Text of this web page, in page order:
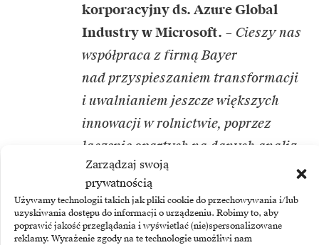
Zarządzaj swoją
prywatnością
Używamy technologii takich jak pliki cookie do przechowywania i/lub
uzyskiwania dostępu do informacji o urządzeniu. Robimy to, aby
poprawić jakość przeglądania i wyświetlać (nie)spersonalizowane
reklamy. Wyrażenie zgody na te technologie umożliwi nam
korporacyjny ds. Azure Global
Industry w Microsoft. – Cieszy nas
współpraca z firmą Bayer
nad przyspieszaniem transformacji
i uwalnianiem jeszcze większych
innowacji w rolnictwie, poprzez
łączenie opartych na danych analiz
z ekspercką wiedzą firmy Bayer
na temat rolnictwa i możliwościami
platformy Microsoft Azure.